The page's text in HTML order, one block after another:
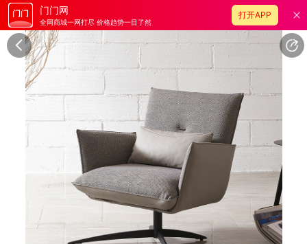
门门网
全网商城一网打尽 价格趋势一目了然
打开APP